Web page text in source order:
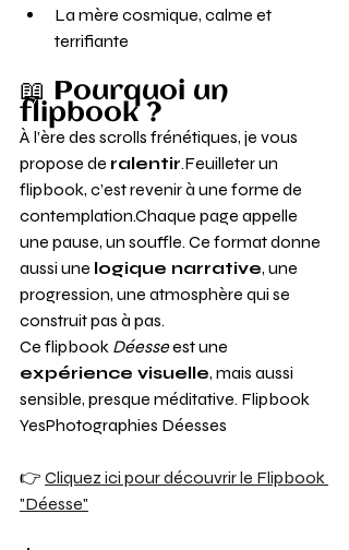
La mère cosmique, calme et
terrifiante
📖 Pourquoi un
flipbook ?
À l’ère des scrolls frénétiques, je vous
propose de ralentir.Feuilleter un
flipbook, c’est revenir à une forme de
contemplation.Chaque page appelle
une pause, un souffle. Ce format donne
aussi une logique narrative, une
progression, une atmosphère qui se
construit pas à pas.
Ce flipbook Déesse est une
expérience visuelle, mais aussi
sensible, presque méditative. Flipbook
YesPhotographies Déesses
👉 Cliquez ici pour découvrir le Flipbook
"Déesse"